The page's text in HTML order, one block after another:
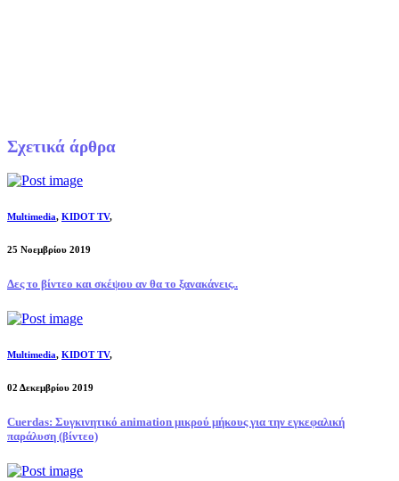
Σχετικά άρθρα
Multimedia, KIDOT TV,
25 Νοεμβρίου 2019
Δες το βίντεο και σκέψου αν θα το ξανακάνεις..
Multimedia, KIDOT TV,
02 Δεκεμβρίου 2019
Cuerdas: Συγκινητικό animation μικρού μήκους για την εγκεφαλική
παράλυση (βίντεο)